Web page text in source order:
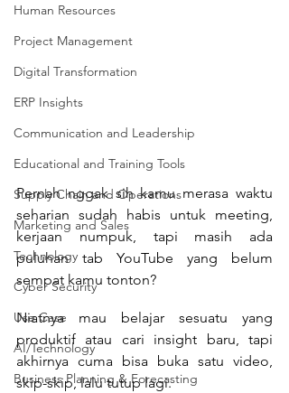
Human Resources
Project Management
Digital Transformation
ERP Insights
Communication and Leadership
Educational and Training Tools
Supply Chain and Operations
Marketing and Sales
Technology
Cyber Security
Use Case
AI/Technology
Business Planning & Forecasting
Pernah nggak sih kamu merasa waktu
seharian sudah habis untuk meeting,
kerjaan numpuk, tapi masih ada
puluhan tab YouTube yang belum
sempat kamu tonton?
Niatnya mau belajar sesuatu yang
produktif atau cari insight baru, tapi
akhirnya cuma bisa buka satu video,
skip-skip, lalu tutup lagi.